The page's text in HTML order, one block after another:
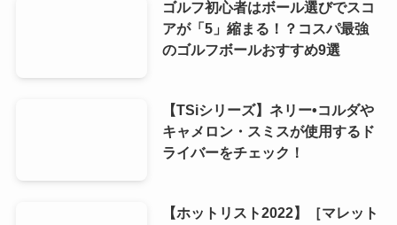
ゴルフ初心者はボール選びでスコ
アが「5」縮まる！？コスパ最強
のゴルフボールおすすめ9選
【TSiシリーズ】ネリー•コルダや
キャメロン・スミスが使用するド
ライバーをチェック！
【ホットリスト2022】［マレット